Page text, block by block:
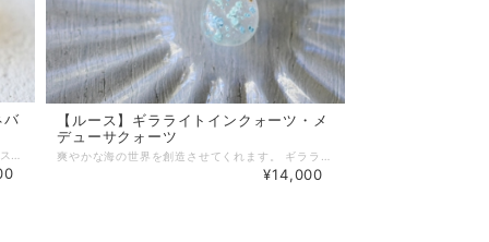
バ
【ルース】ギラライトインクォーツ・メ
デューサクォーツ
¥14,000